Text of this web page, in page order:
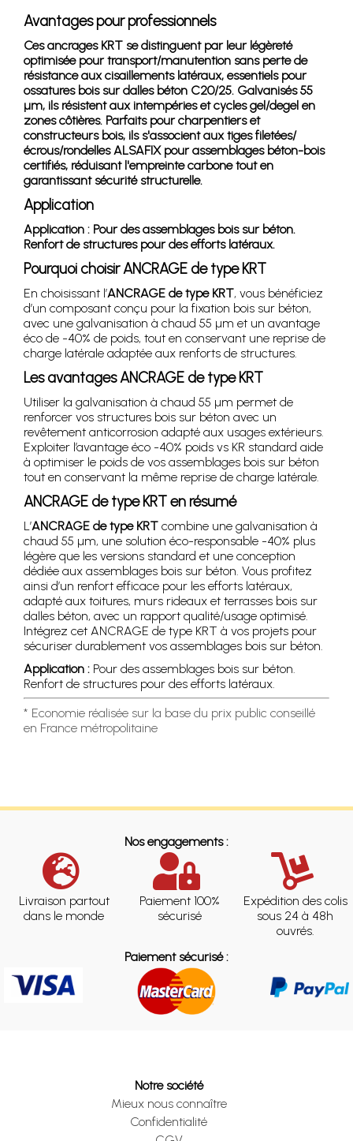
Avantages pour professionnels
Ces ancrages KRT se distinguent par leur légèreté
optimisée pour transport/manutention sans perte de
résistance aux cisaillements latéraux, essentiels pour
ossatures bois sur dalles béton C20/25. Galvanisés 55
µm, ils résistent aux intempéries et cycles gel/degel en
zones côtières. Parfaits pour charpentiers et
constructeurs bois, ils s'associent aux tiges filetées/
écrous/rondelles ALSAFIX pour assemblages béton-bois
certifiés, réduisant l'empreinte carbone tout en
garantissant sécurité structurelle.
Application
Application : Pour des assemblages bois sur béton.
Renfort de structures pour des efforts latéraux.
Pourquoi choisir ANCRAGE de type KRT
En choisissant l’ANCRAGE de type KRT, vous bénéficiez
d’un composant conçu pour la fixation bois sur béton,
avec une galvanisation à chaud 55 µm et un avantage
éco de -40% de poids, tout en conservant une reprise de
charge latérale adaptée aux renforts de structures.
Les avantages ANCRAGE de type KRT
Utiliser la galvanisation à chaud 55 µm permet de
renforcer vos structures bois sur béton avec un
revêtement anticorrosion adapté aux usages extérieurs.
Exploiter l’avantage éco -40% poids vs KR standard aide
à optimiser le poids de vos assemblages bois sur béton
tout en conservant la même reprise de charge latérale.
ANCRAGE de type KRT en résumé
L’ANCRAGE de type KRT combine une galvanisation à
chaud 55 µm, une solution éco-responsable -40% plus
légère que les versions standard et une conception
dédiée aux assemblages bois sur béton. Vous profitez
ainsi d’un renfort efficace pour les efforts latéraux,
adapté aux toitures, murs rideaux et terrasses bois sur
dalles béton, avec un rapport qualité/usage optimisé.
Intégrez cet ANCRAGE de type KRT à vos projets pour
sécuriser durablement vos assemblages bois sur béton.
Application : Pour des assemblages bois sur béton.
Renfort de structures pour des efforts latéraux.
* Economie réalisée sur la base du prix public conseillé
en France métropolitaine
Nos engagements :
Livraison partout
dans le monde
Paiement 100%
sécurisé
Expédition des colis
sous 24 à 48h
ouvrés.
Paiement sécurisé :
Notre société
Mieux nous connaître
Confidentialité